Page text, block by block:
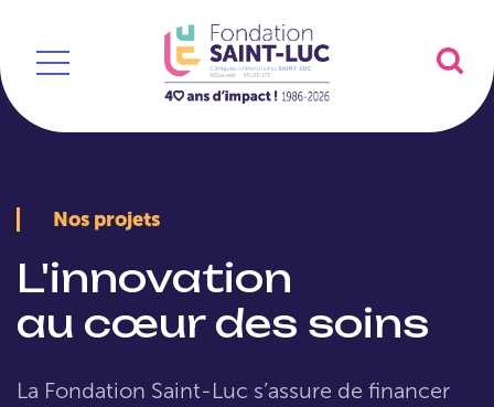
Nos projets
L'innovation
au cœur des soins
La Fondation Saint-Luc s’assure de financer